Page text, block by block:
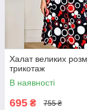
Халат великих
трикотаж
В наявності
695 ₴ 755 ₴